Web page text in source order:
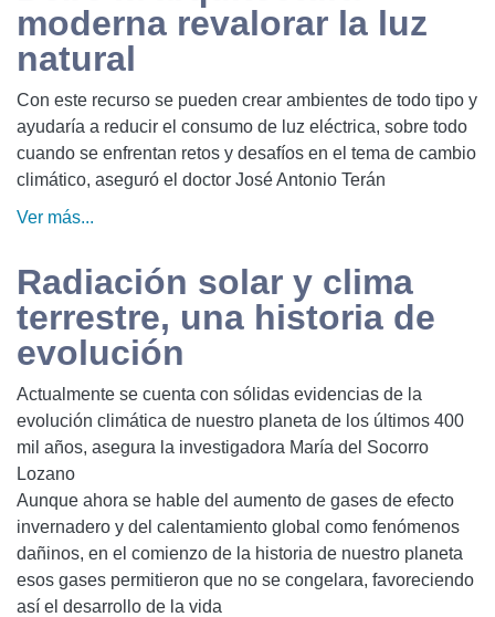
moderna revalorar la luz
natural
Con este recurso se pueden crear ambientes de todo tipo y
ayudaría a reducir el consumo de luz eléctrica, sobre todo
cuando se enfrentan retos y desafíos en el tema de cambio
climático, aseguró el doctor José Antonio Terán
Ver más...
Radiación solar y clima
terrestre, una historia de
evolución
Actualmente se cuenta con sólidas evidencias de la
evolución climática de nuestro planeta de los últimos 400
mil años, asegura la investigadora María del Socorro
Lozano
Aunque ahora se hable del aumento de gases de efecto
invernadero y del calentamiento global como fenómenos
dañinos, en el comienzo de la historia de nuestro planeta
esos gases permitieron que no se congelara, favoreciendo
así el desarrollo de la vida